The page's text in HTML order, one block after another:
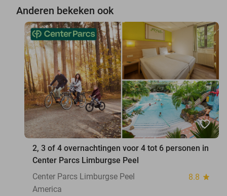
Anderen bekeken ook
favorite_border
2, 3 of 4 overnachtingen voor 4 tot 6 personen in
Center Parcs Limburgse Peel
Center Parcs Limburgse Peel
8.8 star
America